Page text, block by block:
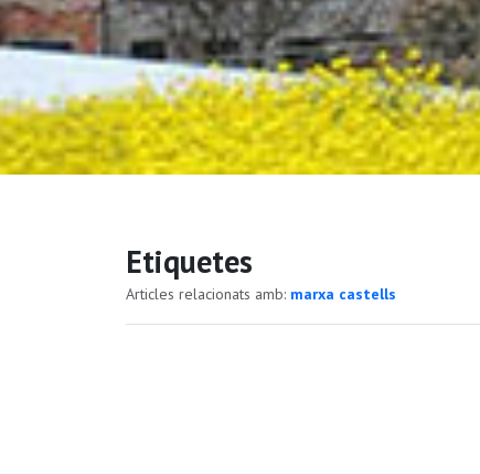
Etiquetes
Articles relacionats amb: marxa castells